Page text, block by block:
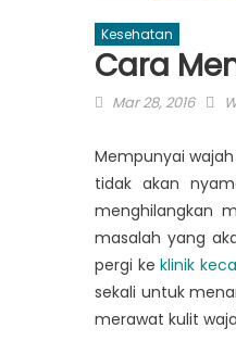
Kesehatan
Cara
Posted
Mar 28, 2016
Mempunyai
tidak akan
menghilangkan
masalah yang
pergi keklinik
sekali untuk
merawat kulit